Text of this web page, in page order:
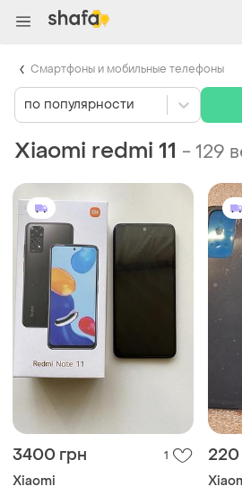
Xiaomi redmi 11 -129
3400 грн 1
Xiaomi
220
по популярности
Смартфоны и мобильные телефоны